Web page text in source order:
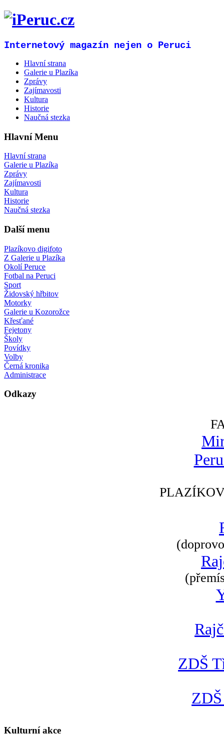
Internetový magazín nejen o Peruci
Hlavní strana
Galerie u Plazíka
Zprávy
Zajímavosti
Kultura
Historie
Naučná stezka
Hlavní Menu
Hlavní strana
Galerie u Plazíka
Zprávy
Zajímavosti
Kultura
Historie
Naučná stezka
Další menu
Plazíkovo digifoto
Z Galerie u Plazíka
Okolí Peruce
Fotbal na Peruci
Sport
Židovský hřbitov
Motorky
Galerie u Kozorožce
Křesťané
Fejetony
Školy
Povídky
Volby
Černá kronika
Administrace
Odkazy
ZDŠ
Kulturní akce